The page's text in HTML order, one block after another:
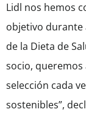
Lidl nos hemos
objetivo durante
de la Dieta de
socio,
selección cada
sostenibles”,